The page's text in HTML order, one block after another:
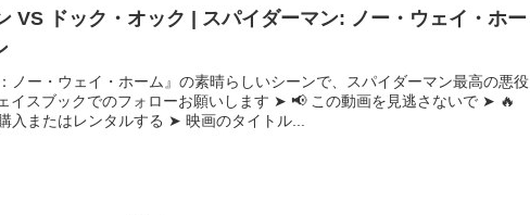
VS ドック・オック | スパイダーマン: ノー・ウェイ・ホー
ノー・ウェイ・ホーム』の素晴らしいシーンで、スパイダーマン最高の悪役
イスブックでのフォローお願いします ➤ 📢 この動画を見逃さないで ➤ 🔥
入またはレンタルする ➤ 映画のタイトル...